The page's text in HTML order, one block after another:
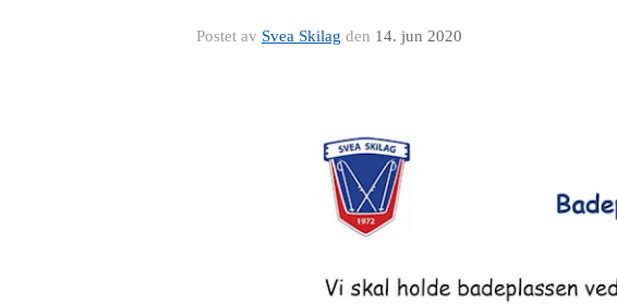
Postet av Svea Skilag den 14. jun 2020